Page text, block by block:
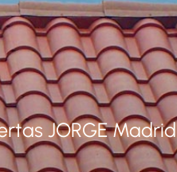
JORGE Madrid